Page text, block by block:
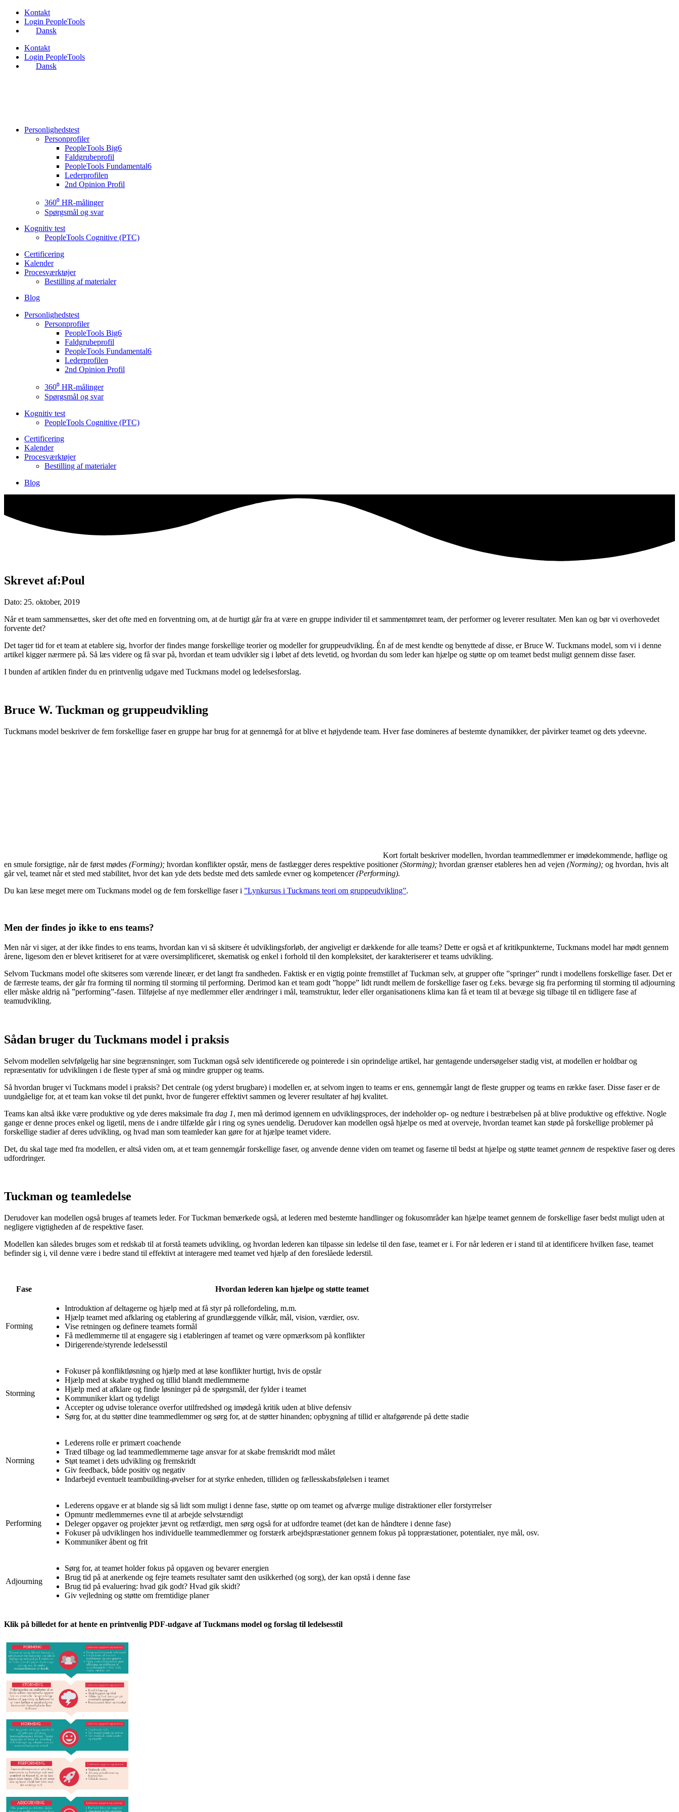
Videre
indhold
Kontakt
Login PeopleTools
Dansk
Kontakt
Login PeopleTools
Dansk
Personlighedstest
Personprofiler
PeopleTools Big6
Faldgrubeprofil
PeopleTools Fundamental6
Lederprofilen
2nd Opinion Profil
360⁰ HR-målinger
Spørgsmål og svar
Kognitiv test
PeopleTools Cognitive (PTC)
Certificering
Kalender
Procesværktøjer
Bestilling af materialer
Blog
Personlighedstest
Personprofiler
PeopleTools Big6
Faldgrubeprofil
PeopleTools Fundamental6
Lederprofilen
2nd Opinion Profil
360⁰ HR-målinger
Spørgsmål og svar
Kognitiv test
PeopleTools Cognitive (PTC)
Certificering
Kalender
Procesværktøjer
Bestilling af materialer
Blog
Skrevet af:Poul
Dato: 25. oktober, 2019
Når et team sammensættes, sker det ofte med en forventning om, at de hurtigt går fra at være en gruppe individer til et sammentømret team, der performer og leverer resultater. Men kan og bør vi overhovedet
forvente det?
Det tager tid for et team at etablere sig, hvorfor der findes mange forskellige teorier og modeller for gruppeudvikling. Én af de mest kendte og benyttede af disse, er Bruce W. Tuckmans model, som vi i denne
artikel kigger nærmere på. Så læs videre og få svar på, hvordan et team udvikler sig i løbet af dets levetid, og hvordan du som leder kan hjælpe og støtte op om teamet bedst muligt gennem disse faser.
I bunden af artiklen finder du en printvenlig udgave med Tuckmans model og ledelsesforslag.
Bruce W. Tuckman og gruppeudvikling
Tuckmans model beskriver de fem forskellige faser en gruppe har brug for at gennemgå for at blive et højydende team. Hver fase domineres af bestemte dynamikker, der påvirker teamet og dets ydeevne.
Kort fortalt beskriver modellen, hvordan teammedlemmer er imødekommende, høflige og
en smule forsigtige, når de først mødes (Forming); hvordan konflikter opstår, mens de fastlægger deres respektive positioner(Storming); hvordan grænser etableres hen ad vejen (Norming); og hvordan, hvis alt
går vel, teamet når et sted med stabilitet, hvor det kan yde dets bedste med dets samlede evner og kompetencer(Performing).
Du kan læse meget mere om Tuckmans model og de fem forskellige faser i ”Lynkursus i Tuckmans teori om gruppeudvikling”.
Men der findes jo ikke to ens teams?
Men når vi siger, at der ikke findes to ens teams, hvordan kan vi så skitsere ét udviklingsforløb, der angiveligt er dækkende for alle teams? Dette er også et af kritikpunkterne, Tuckmans model har mødt gennem
årene, ligesom den er blevet kritiseret for at være oversimplificeret, skematisk og enkel i forhold til den kompleksitet, der karakteriserer et teams udvikling.
Selvom Tuckmans model ofte skitseres som værende lineær, er det langt fra sandheden. Faktisk er en vigtig pointe fremstillet af Tuckman selv, at grupper ofte ”springer” rundt i modellens forskellige faser. Det er
de færreste teams, der går fra forming til norming til storming til performing. Derimod kan et team godt ”hoppe” lidt rundt mellem de forskellige faser og f.eks. bevæge sig fra performing til storming til adjourning
eller måske aldrig nå ”performing”-fasen. Tilføjelse af nye medlemmer eller ændringer i mål, teamstruktur, leder eller organisationens klima kan få et team til at bevæge sig tilbage til en tidligere fase af
teamudvikling.
Sådan bruger du Tuckmans model i praksis
Selvom modellen selvfølgelig har sine begrænsninger, som Tuckman også selv identificerede og pointerede i sin oprindelige artikel, har gentagende undersøgelser stadig vist, at modellen er holdbar og
repræsentativ for udviklingen i de fleste typer af små og mindre grupper og teams.
Så hvordan bruger vi Tuckmans model i praksis? Det centrale (og yderst brugbare) i modellen er, at selvom ingen to teams er ens, gennemgår langt de fleste grupper og teams en række faser. Disse faser er de
uundgåelige for, at et team kan vokse til det punkt, hvor de fungerer effektivt sammen og leverer resultater af høj kvalitet.
Teams kan altså ikke være produktive og yde deres maksimale fra dag 1, men må derimod igennem en udviklingsproces, der indeholder op- og nedture i bestræbelsen på at blive produktive og effektive. Nogle
gange er denne proces enkel og ligetil, mens de i andre tilfælde går i ring og synes uendelig. Derudover kan modellen også hjælpe os med at overveje, hvordan teamet kan støde på forskellige problemer på
forskellige stadier af deres udvikling, og hvad man som teamleder kan gøre for at hjælpe teamet videre.
Det, du skal tage med fra modellen, er altså viden om, at et team gennemgår forskellige faser, og anvende denne viden om teamet og faserne til bedst at hjælpe og støtte teamet gennem de respektive faser og deres
udfordringer.
Tuckman og teamledelse
Derudover kan modellen også bruges af teamets leder. For Tuckman bemærkede også, at lederen med bestemte handlinger og fokusområder kan hjælpe teamet gennem de forskellige faser bedst muligt uden at
negligere vigtigheden af de respektive faser.
Modellen kan således bruges som et redskab til at forstå teamets udvikling, og hvordan lederen kan tilpasse sin ledelse til den fase, teamet er i. For når lederen er i stand til at identificere hvilken fase, teamet
befinder sig i, vil denne være i bedre stand til effektivt at interagere med teamet ved hjælp af den foreslåede lederstil.
Fase Hvordan lederen kan hjælpe og støtte teamet
Forming
Introduktion af deltagerne og hjælp med at få styr på rollefordeling, m.m.
Hjælp teamet med afklaring og etablering af grundlæggende vilkår, mål, vision, værdier, osv.
Vise retningen og definere teamets formål
Få medlemmerne til at engagere sig i etableringen af teamet og være opmærksom på konflikter
Dirigerende/styrende ledelsesstil
Storming
Fokuser på konfliktløsning og hjælp med at løse konflikter hurtigt, hvis de opstår
Hjælp med at skabe tryghed og tillid blandt medlemmerne
Hjælp med at afklare og finde løsninger på de spørgsmål, der fylder i teamet
Kommuniker klart og tydeligt
Accepter og udvise tolerance overfor utilfredshed og imødegå kritik uden at blive defensiv
Sørg for, at du støtter dine teammedlemmer og sørg for, at de støtter hinanden; opbygning af tillid er altafgørende på dette stadie
Norming
Lederens rolle er primært coachende
Træd tilbage og lad teammedlemmerne tage ansvar for at skabe fremskridt mod målet
Støt teamet i dets udvikling og fremskridt
Giv feedback, både positiv og negativ
Indarbejd eventuelt teambuilding-øvelser for at styrke enheden, tilliden og fællesskabsfølelsen i teamet
Performing
Lederens opgave er at blande sig så lidt som muligt i denne fase, støtte op om teamet og afværge mulige distraktioner eller forstyrrelser
Opmuntr medlemmernes evne til at arbejde selvstændigt
Deleger opgaver og projekter jævnt og retfærdigt, men sørg også for at udfordre teamet (det kan de håndtere i denne fase)
Fokuser på udviklingen hos individuelle teammedlemmer og forstærk arbejdspræstationer gennem fokus på toppræstationer, potentialer, nye mål, osv.
Kommuniker åbent og frit
Adjourning
Sørg for, at teamet holder fokus på opgaven og bevarer energien
Brug tid på at anerkende og fejre teamets resultater samt den usikkerhed (og sorg), der kan opstå i denne fase
Brug tid på evaluering: hvad gik godt? Hvad gik skidt?
Giv vejledning og støtte om fremtidige planer
Klik på billedet for at hente en printvenlig PDF-udgave af Tuckmans model og forslag til ledelsesstil